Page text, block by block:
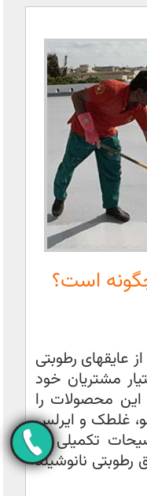
است؟
عایقهای رطوبتی
مشتریان خود
این محصولات را
مو، غلطک و ایرلس
تکمیلی در
رطوبتی نانوشیلد